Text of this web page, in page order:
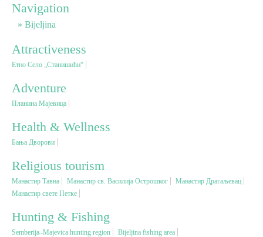
Mountains
Religious tourism
Adventure
Culture & Heritage
Gastronomy
Navigation
Bijeljina
Attractiveness
Етно Село „Станишићи“
Adventure
Планина Мајевица
Health & Wellness
Бања Дворови
Religious tourism
Манастир Тавна Манастир св. Василија Острошког
Манастир Драгаљевац
Манастир свете Петке
Hunting & Fishing
Semberija–Majevica hunting region Bijeljina fishing area